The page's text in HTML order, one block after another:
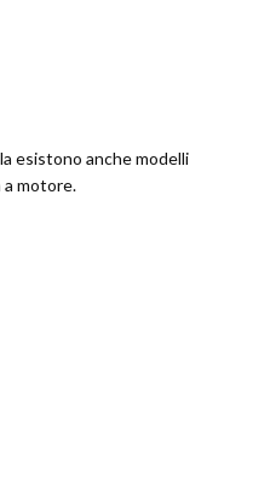
esistono anche modelli
motore.